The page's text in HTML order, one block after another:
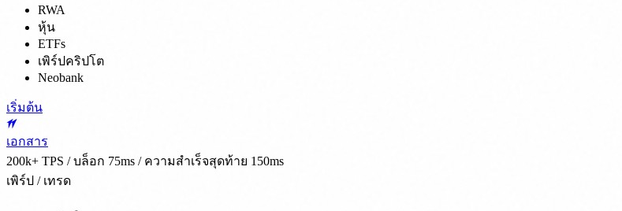
RWA
หุ้น
ETFs
เพิร์ปคริปโต
Neobank
เริ่มต้น
เอกสาร
200k+ TPS / บล็อก 75ms / ความสำเร็จสุดท้าย 150ms
เพิร์ป / เทรด